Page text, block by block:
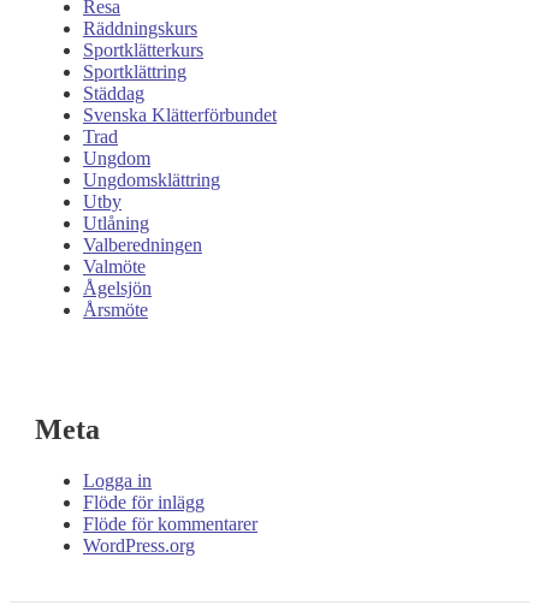
Resa
Räddningskurs
Sportklätterkurs
Sportklättring
Städdag
Svenska Klätterförbundet
Trad
Ungdom
Ungdomsklättring
Utby
Utlåning
Valberedningen
Valmöte
Ågelsjön
Årsmöte
Meta
Logga in
Flöde för inlägg
Flöde för kommentarer
WordPress.org